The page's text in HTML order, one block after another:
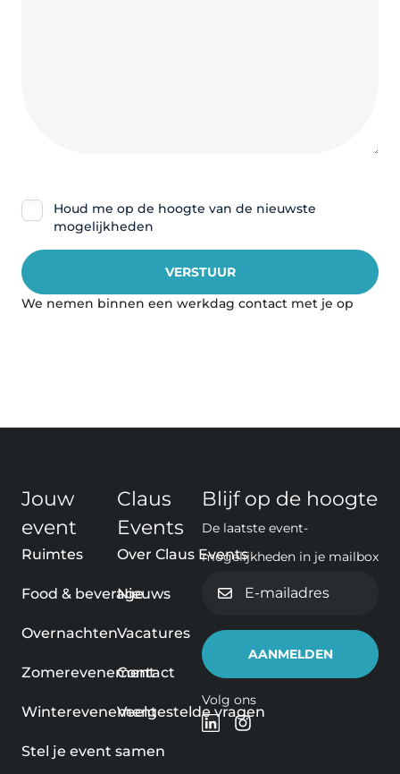
Nieuwsbrief
Houd me op de hoogte van de nieuwste
mogelijkheden
We nemen binnen een werkdag contact met je op
Jouw
event
Ruimtes
Food & beverage
Overnachten
Zomerevenement
Winterevenement
Stel je event samen
Claus
Events
Over Claus Events
Nieuws
Vacatures
Contact
Veelgestelde vragen
Blijf op de hoogte
De laatste event-
mogelijkheden in je mailbox
mailadres
Volg ons